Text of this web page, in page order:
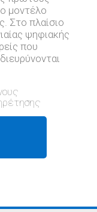
μοντέλο
Στο πλαίσιο
ψηφιακής
που